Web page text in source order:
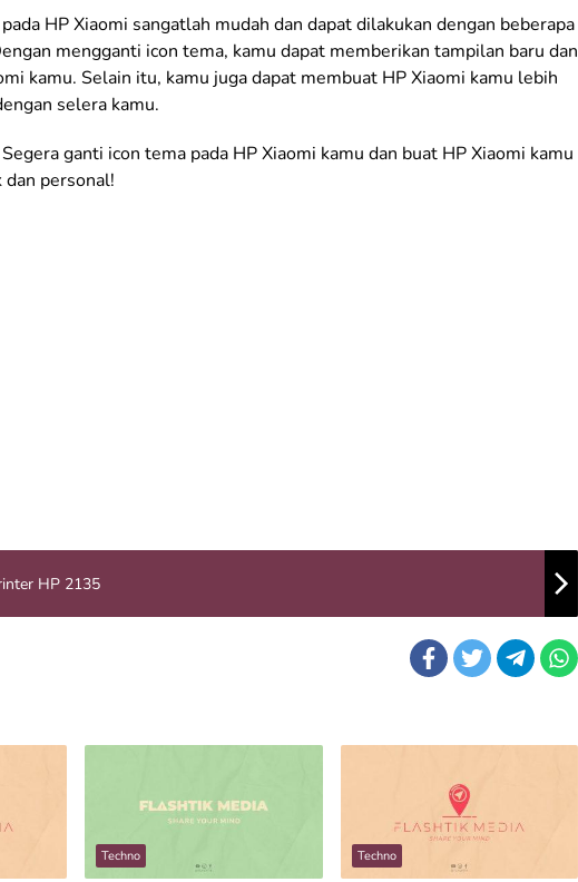
HP Xiaomi sangatlah mudah dan dapat dilakukan dengan beberapa
mengganti icon tema, kamu dapat memberikan tampilan baru dan
kamu. Selain itu, kamu juga dapat membuat HP Xiaomi kamu lebih
selera kamu.
ganti icon tema pada HP Xiaomi kamu dan buat HP Xiaomi kamu
personal!
HP 2135
Techno Techno